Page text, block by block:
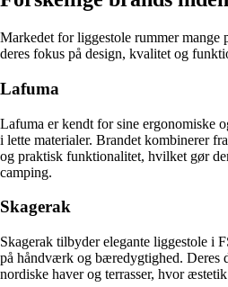
Markedet for liggestole rummer mange
deres fokus på design, kvalitet og
Lafuma
Lafuma er kendt for sine ergonomiske
i lette materialer. Brandet kombinerer
og praktisk funktionalitet, hvilket gør
camping.
Skagerak
Skagerak tilbyder elegante liggestole i
på håndværk og bæredygtighed. Deres
nordiske haver og terrasser, hvor